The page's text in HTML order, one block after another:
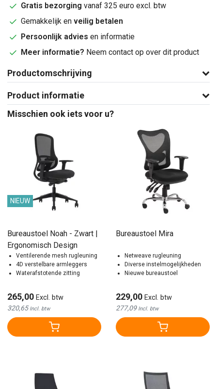
Gratis bezorging vanaf 325 euro excl. btw
Gemakkelijk en veilig betalen
Persoonlijk advies en informatie
Meer informatie? Neem contact op over dit product
Productomschrijving
Product informatie
Misschien ook iets voor u?
NIEUW
Bureaustoel Noah - Zwart |
Ergonomisch Design
Ventilerende mesh rugleuning
4D verstelbare armleggers
Waterafstotende zitting
265,00 Excl. btw
320,65Incl. btw
Bureaustoel Mira
Netweave rugleuning
Diverse instelmogelijkheden
Nieuwe bureaustoel
229,00 Excl. btw
277,09 Incl. btw